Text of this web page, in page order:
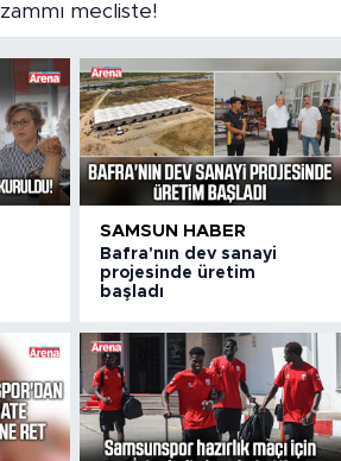
zammı mecliste!
SAMSUN HABER
Bafra'nın dev sanayi
projesinde üretim
başladı